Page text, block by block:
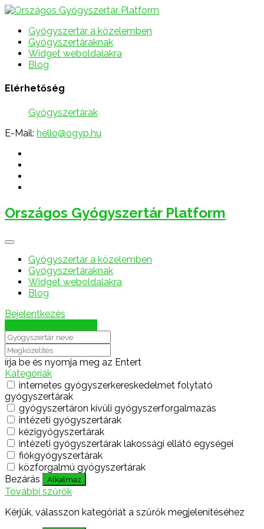
Gyógyszertár a közelemben
Gyógyszertáraknak
Widget weboldalakra
Blog
Elérhetőség
Gyógyszertárak
E-Mail: hello@ogyp.hu
Országos Gyógyszertár Platform
Gyógyszertár a közelemben
Gyógyszertáraknak
Widget weboldalakra
Blog
Bejelentkezés
írja be és nyomja meg az Entert
Kategóriák
internetes gyógyszerkereskedelmet folytató
gyógyszertárak
gyógyszertáron kívüli gyógyszerforgalmazás
intézeti gyógyszertárak
kézigyógyszertárak
intézeti gyógyszertárak lakossági ellátó egységei
fiókgyógyszertárak
közforgalmú gyógyszertárak
Bezárás
Alkalmaz
További szűrők
Kérjük, válasszon kategóriát a szűrők megjelenítéséhez